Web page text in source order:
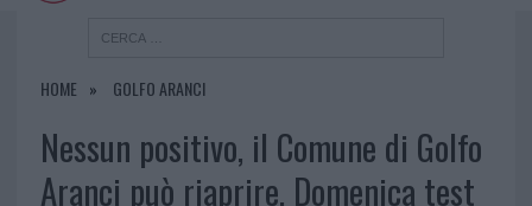
HOME GOLFO ARANCI
Nessun positivo, il Comune di Golfo
Aranci può riaprire. Domenica test